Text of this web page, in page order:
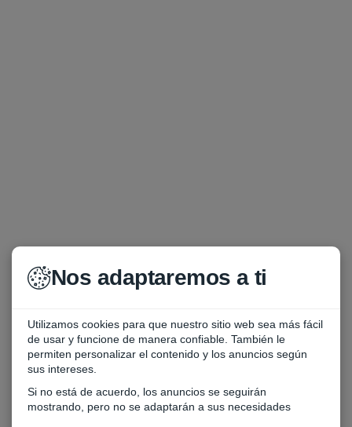
Nos adaptaremos a ti
Utilizamos cookies para que nuestro sitio web sea más fácil
de usar y funcione de manera confiable. También le
permiten personalizar el contenido y los anuncios según
sus intereses.
Si no está de acuerdo, los anuncios se seguirán
mostrando, pero no se adaptarán a sus necesidades